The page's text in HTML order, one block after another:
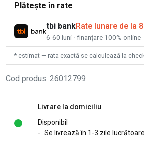
Plătește în rate
tbi bankRate lunare de la
6-60 luni · finanțare 100% online
* estimat — rata exactă se calculează la
Cod produs: 26012799
Livrare la domiciliu
Disponibil
- Se livrează în 1-3 zile lucrătoare.